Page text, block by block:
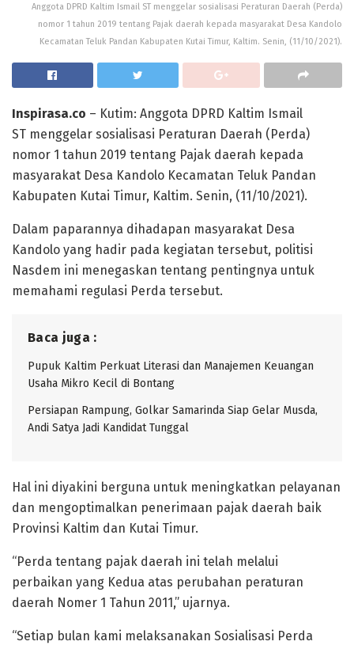
Anggota DPRD Kaltim Ismail ST menggelar sosialisasi Peraturan Daerah (Perda)
nomor 1 tahun 2019 tentang Pajak daerah kepada masyarakat Desa Kandolo
Kecamatan Teluk Pandan Kabupaten Kutai Timur, Kaltim. Senin, (11/10/2021).
Inspirasa.co – Kutim: Anggota DPRD Kaltim Ismail
ST menggelar sosialisasi Peraturan Daerah (Perda)
nomor 1 tahun 2019 tentang Pajak daerah kepada
masyarakat Desa Kandolo Kecamatan Teluk Pandan
Kabupaten Kutai Timur, Kaltim. Senin, (11/10/2021).
Dalam paparannya dihadapan masyarakat Desa
Kandolo yang hadir pada kegiatan tersebut, politisi
Nasdem ini menegaskan tentang pentingnya untuk
memahami regulasi Perda tersebut.
Baca juga :
Pupuk Kaltim Perkuat Literasi dan Manajemen Keuangan
Usaha Mikro Kecil di Bontang
Persiapan Rampung, Golkar Samarinda Siap Gelar Musda,
Andi Satya Jadi Kandidat Tunggal
Hal ini diyakini berguna untuk meningkatkan pelayanan
dan mengoptimalkan penerimaan pajak daerah baik
Provinsi Kaltim dan Kutai Timur.
“Perda tentang pajak daerah ini telah melalui
perbaikan yang Kedua atas perubahan peraturan
daerah Nomer 1 Tahun 2011,” ujarnya.
“Setiap bulan kami melaksanakan Sosialisasi Perda